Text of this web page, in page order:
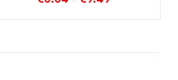
Pūksta vienkartinė elektroninė